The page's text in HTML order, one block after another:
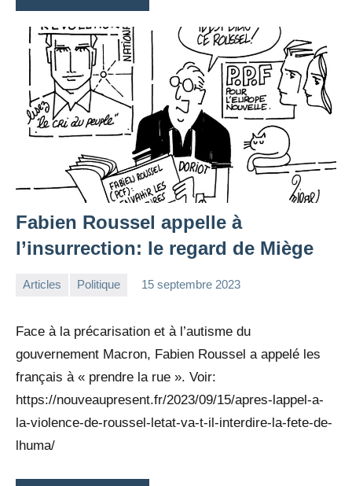
Fabien Roussel appelle à
l’insurrection: le regard de Miège
Articles Politique 15 septembre 2023
Face à la précarisation et à l’autisme du
gouvernement Macron, Fabien Roussel a appelé les
français à « prendre la rue ». Voir:
https://nouveaupresent.fr/2023/09/15/apres-lappel-a-
la-violence-de-roussel-letat-va-t-il-interdire-la-fete-de-
lhuma/